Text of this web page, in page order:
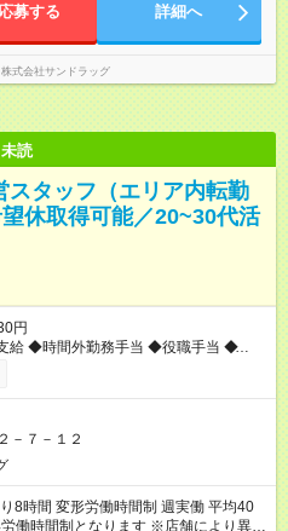
り8時間 変
ト例 早番／07:00～
14:00～22:45（休憩2h） 通し／
07:00～22:45（休憩2h） 他 ▼残業は全社平均月11.6時間！
応募する 詳細へ
株式会社サンドラッグ
未読
スタッフ（エリア内転勤
休取得可能／20~30代活
円
給 ◆時間外勤務手当 ◆役職手当 ◆育児
月5000円～25000円） ・昇給年1
試用期間】試用期間あ
７－１２
8時間 変形労働時間制 週実働 平均40